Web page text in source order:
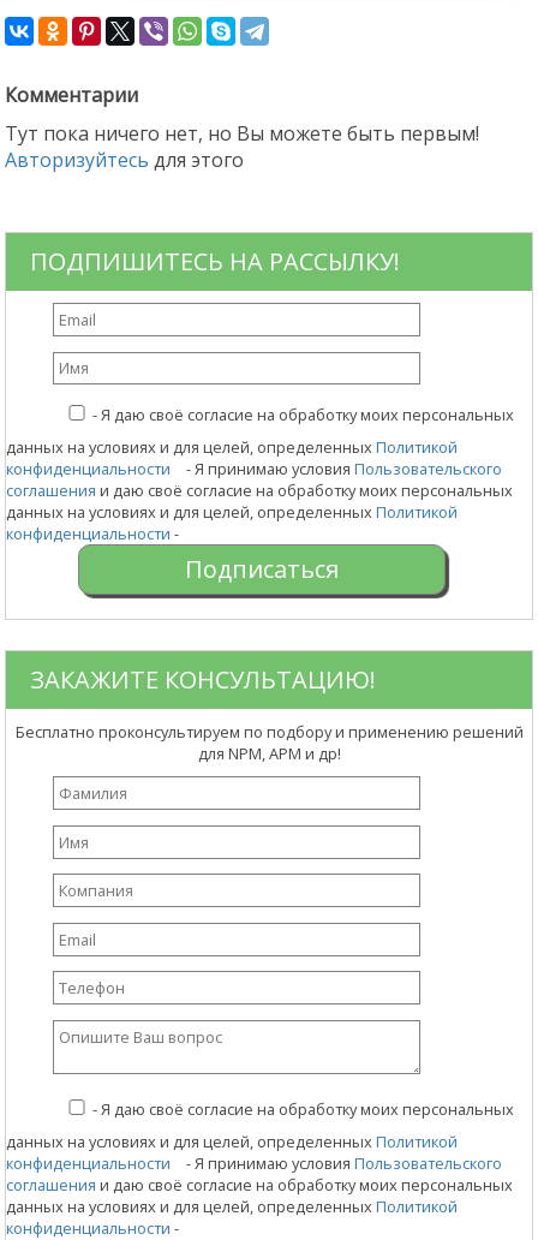
Комментарии
Тут пока ничего нет, но Вы можете быть первым!
Авторизуйтесь для этого
ПОДПИШИТЕСЬ НА РАССЫЛКУ!
-Я даю своё согласие на обработку моих персональных
данных на условиях и для целей, определенныхПолитикой
конфиденциальности
- Я принимаю условияПользовательского
соглашения и даю своё согласие на обработку моих персональных
данных на условиях и для целей, определенныхПолитикой
конфиденциальности -
ЗАКАЖИТЕ КОНСУЛЬТАЦИЮ!
Бесплатно проконсультируем по подбору и применению решений
для NPM, APM и др!
-Я даю своё согласие на обработку моих персональных
данных на условиях и для целей, определенныхПолитикой
конфиденциальности
- Я принимаю условияПользовательского
соглашения и даю своё согласие на обработку моих персональных
данных на условиях и для целей, определенныхПолитикой
конфиденциальности -